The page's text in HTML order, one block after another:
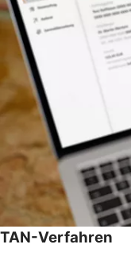
TAN-Verfahren